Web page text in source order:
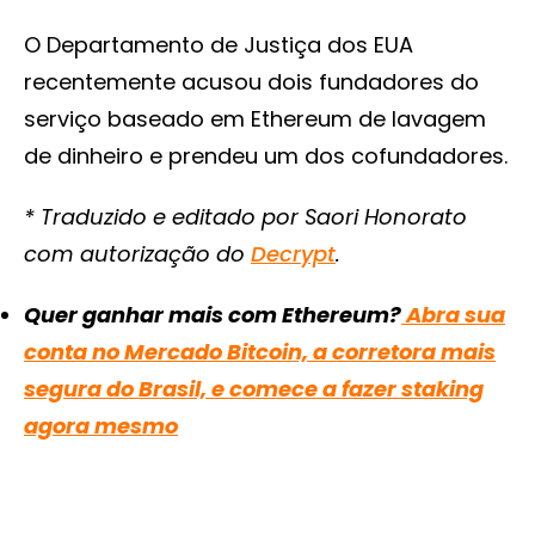
O Departamento de Justiça dos EUA
recentemente acusou dois fundadores do
serviço baseado em Ethereum de lavagem
de dinheiro e prendeu um dos cofundadores.
* Traduzido e editado por Saori Honorato
com autorização do Decrypt.
Quer ganhar mais com Ethereum?Abra sua
conta no Mercado Bitcoin, a corretora mais
segura do Brasil, e comece a fazer staking
agora mesmo